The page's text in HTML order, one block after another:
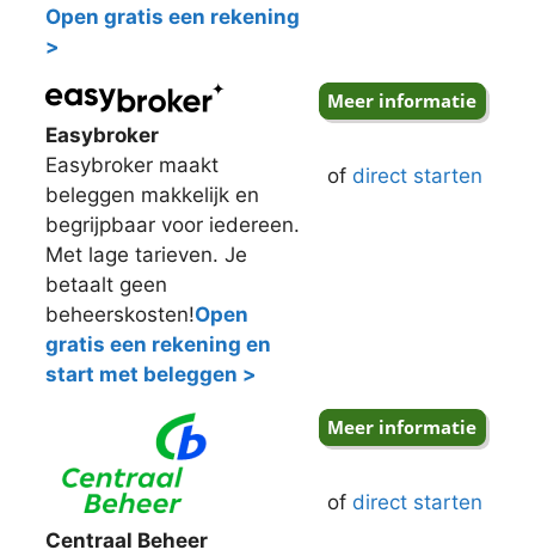
Open gratis een rekening
>
Easybroker
Easybroker maakt
beleggen makkelijk en
begrijpbaar voor iedereen.
Met lage tarieven. Je
betaalt geen
beheerskosten!Open
gratis een rekening en
start met beleggen >
of direct starten
Centraal Beheer
of direct starten